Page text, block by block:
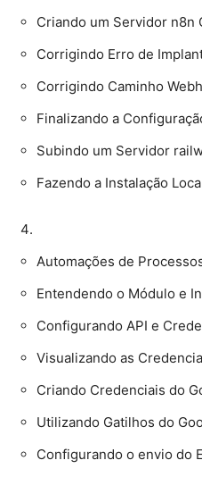
Criando um Servidor n8n
Corrigindo Erro de
Corrigindo Caminho
Finalizando a
Subindo um Servidor
Fazendo a Instalação
Automações de
Entendendo o Módulo e
Configurando API e
Visualizando as
Criando Credenciais do
Utilizando Gatilhos do
Configurando o envio do